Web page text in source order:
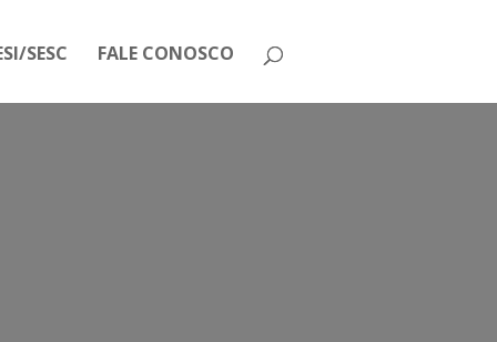
SESC FALE CONOSCO